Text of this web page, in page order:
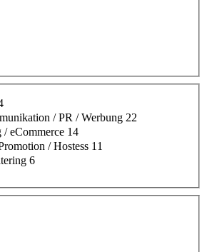
/ PR / Werbung 22
eCommerce 14
/ Hostess 11
6